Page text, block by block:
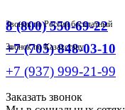
8 (800) 550-69-22
Звонок по России бесплатный
+7 (705) 848-03-10
Звонок по Казахстану
+7 (937) 999-21-99
Заказать звонок